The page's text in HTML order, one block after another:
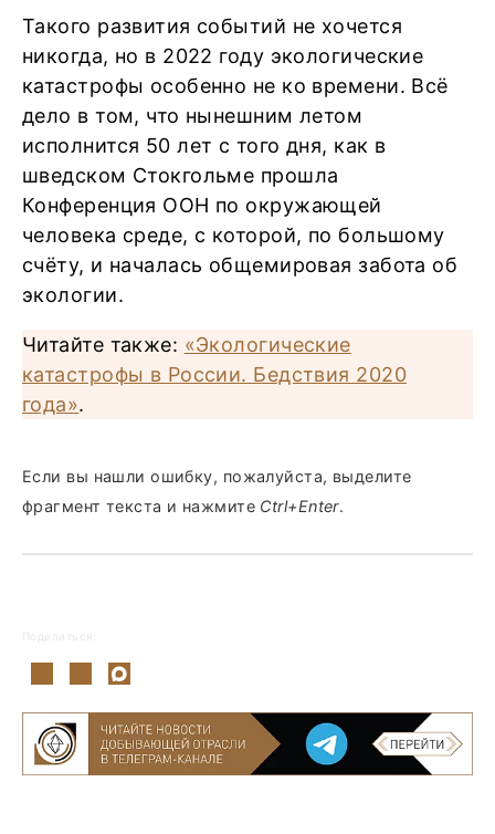
Такого развития событий не хочется
никогда, но в 2022 году экологические
катастрофы особенно не ко времени. Всё
дело в том, что нынешним летом
исполнится 50 лет с того дня, как в
шведском Стокгольме прошла
Конференция ООН по окружающей
человека среде, с которой, по большому
счёту, и началась общемировая забота об
экологии.
Читайте также: «Экологические
катастрофы в России. Бедствия 2020
года».
Если вы нашли ошибку, пожалуйста, выделите
фрагмент текста и нажмите Ctrl+Enter.
Поделиться: